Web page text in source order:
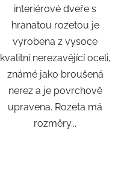
interiérové ​​dveře s
hranatou rozetou je
vyrobena z vysoce
kvalitní nerezavějící oceli,
známé jako broušená
nerez a je povrchově
upravena. Rozeta má
rozměry...